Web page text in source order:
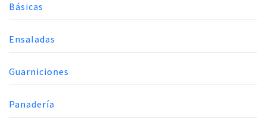
Básicas
Ensaladas
Guarniciones
Panadería